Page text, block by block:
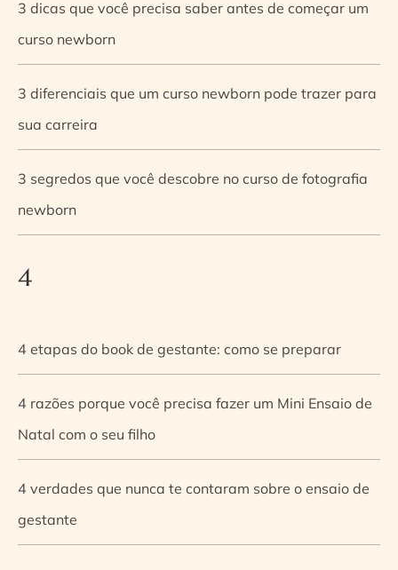
3 dicas que você precisa saber antes de começar um
curso newborn
3 diferenciais que um curso newborn pode trazer para
sua carreira
3 segredos que você descobre no curso de fotografia
newborn
4
4 etapas do book de gestante: como se preparar
4 razões porque você precisa fazer um Mini Ensaio de
Natal com o seu filho
4 verdades que nunca te contaram sobre o ensaio de
gestante